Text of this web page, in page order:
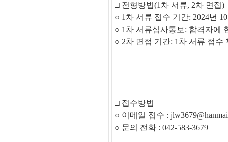
□ 전형방법(1 차 서류, 2차 면접)
○ 1 차 서류 접수 기간: 2024년 10
○ 1 차 서류심사통보 : 합격자에
○ 2차 면접 기간: 1차 서류 접수
□ 접수방법
○ 이메일 접수 :
○ 문의 전화 : 042-583-3679